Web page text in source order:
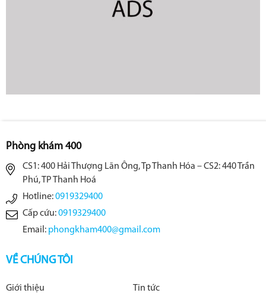
Phòng khám 400
CS1: 400 Hải Thượng Lãn Ông, Tp Thanh Hóa – CS2: 440 Trần
Phú, TP Thanh Hoá
Hotline:0919329400
Cấp cứu:0919329400
Email: phongkham400@gmail.com
VỀ CHÚNG TÔI
Giới thiệu
Tin tức